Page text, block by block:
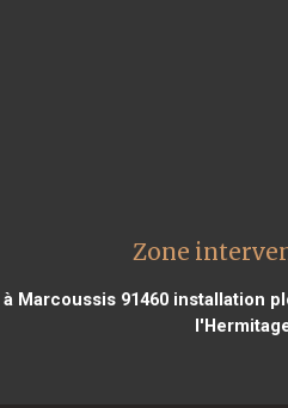
Zone
Marcoussis 91460installation